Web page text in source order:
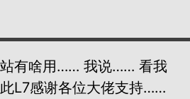
站有啥用…… 我说…… 看我
L7感谢各位大佬支持……